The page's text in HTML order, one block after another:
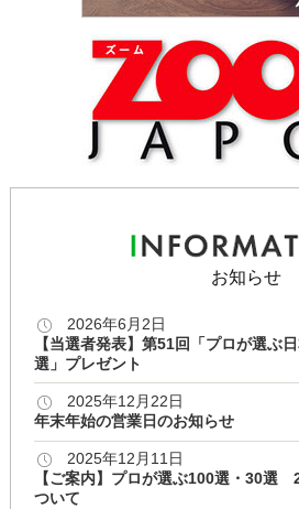
お知らせ
2026年6月2日
【当選者発表】第51回「プロが選ぶ
選」プレゼント
2025年12月22日
年末年始の営業日のお知らせ
2025年12月11日
【ご案内】プロが選ぶ100選・30選
ついて